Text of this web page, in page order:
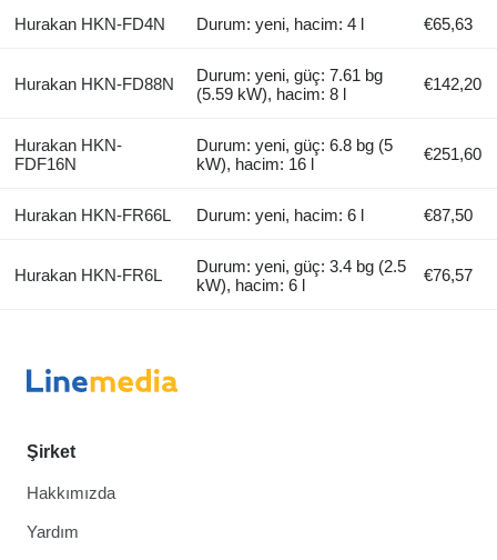
Hurakan HKN-FD4N Durum: yeni, hacim: 4 l €65,63
Hurakan HKN-FD88N
Durum: yeni, güç: 7.61 bg
(5.59 kW), hacim: 8 l
€142,20
Hurakan HKN-
FDF16N
Durum: yeni, güç: 6.8 bg (5
kW), hacim: 16 l
€251,60
Hurakan HKN-FR66L Durum: yeni, hacim: 6 l €87,50
Hurakan HKN-FR6L
Durum: yeni, güç: 3.4 bg (2.5
kW), hacim: 6 l
€76,57
Şirket
Hakkımızda
Yardım